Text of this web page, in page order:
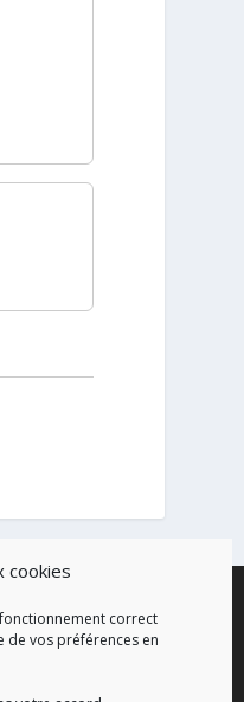
cookies
correct
de vos préférences en